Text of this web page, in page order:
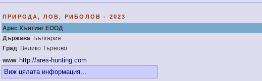
ПРИРОДА, ЛОВ, РИБОЛОВ - 2023
Арес Хънтинг ЕООД
Държава: България
Град: Велико Търново
www: http://ares-hunting.com
Виж цялата информация...